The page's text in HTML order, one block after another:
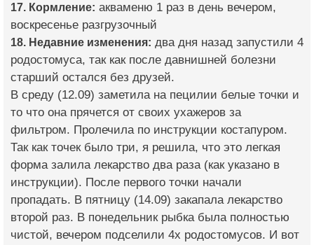
17. Кормление: акваменю 1 раз в день вечером,
воскресенье разгрузочный
18. Недавние изменения: два дня назад запустили 4
родостомуса, так как после давнишней болезни
старший остался без друзей.
В среду (12.09) заметила на пецилии белые точки и
то что она прячется от своих ухажеров за
фильтром. Пролечила по инструкции костапуром.
Так как точек было три, я решила, что это легкая
форма залила лекарство два раза (как указано в
инструкции). После первого точки начали
пропадать. В пятницу (14.09) закапала лекарство
второй раз. В понедельник рыбка была полностью
чистой, вечером подселили 4х родостомусов. И вот